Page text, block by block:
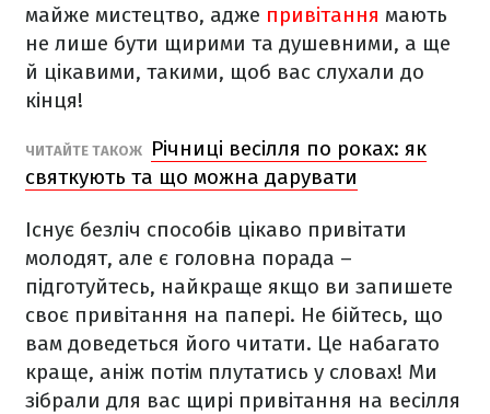
майже мистецтво, адже привітання мають
не лише бути щирими та душевними, а ще
й цікавими, такими, щоб вас слухали до
кінця!
ЧИТАЙТЕ ТАКОЖ
Річниці весілля по роках: як
святкують та що можна дарувати
Існує безліч способів цікаво привітати
молодят, але є головна порада –
підготуйтесь, найкраще якщо ви запишете
своє привітання на папері. Не бійтесь, що
вам доведеться його читати. Це набагато
краще, аніж потім плутатись у словах! Ми
зібрали для вас щирі привітання на весілля